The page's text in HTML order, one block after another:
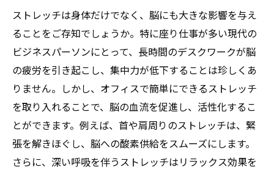
ストレッチは身体だけでなく、脳にも大きな影響を与え
ることをご存知でしょうか。特に座り仕事が多い現代の
ビジネスパーソンにとって、長時間のデスクワークが脳
の疲労を引き起こし、集中力が低下することは珍しくあ
りません。しかし、オフィスで簡単にできるストレッチ
を取り入れることで、脳の血流を促進し、活性化するこ
とができます。例えば、首や肩周りのストレッチは、緊
張を解きほぐし、脳への酸素供給をスムーズにします。
さらに、深い呼吸を伴うストレッチはリラックス効果を